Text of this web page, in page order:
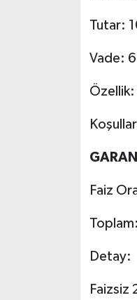
Tutar:
Vade:
Özellik:
Faiz
Detay:
Faizsiz